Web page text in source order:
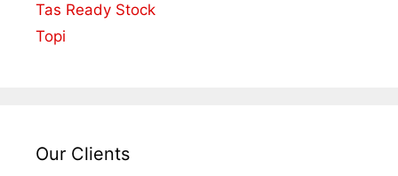
Tas Ready Stock
Topi
Our Clients